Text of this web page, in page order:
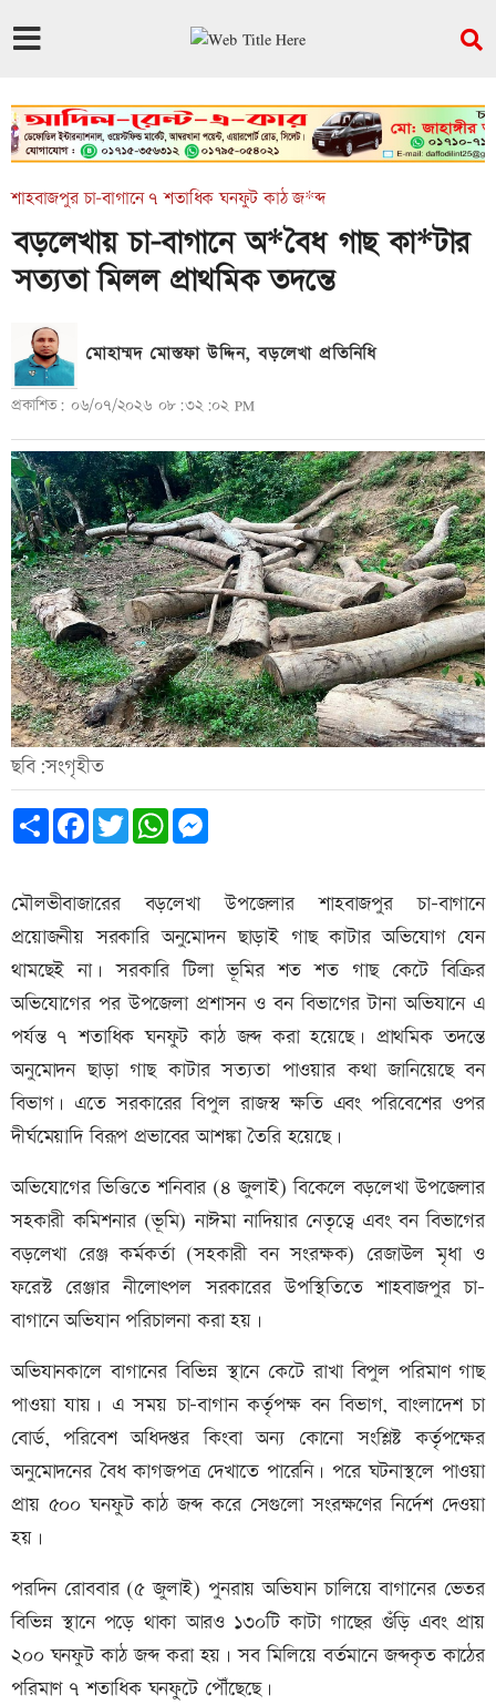
শাহবাজপুর চা-বাগানে ৭ শতাধিক ঘনফুট কাঠ জ*ব্দ
বড়লেখায় চা-বাগানে অ*বৈধ গাছ কা*টার
সত্যতা মিলল প্রাথমিক তদন্তে
মোহাম্মদ মোস্তফা উদ্দিন, বড়লেখা প্রতিনিধি
প্রকাশিত: ০৬/০৭/২০২৬ ০৮:৩২:০২ PM
ছবি:সংগৃহীত
Share FacebookTwitterWhatsApp
মৌলভীবাজারের বড়লেখা উপজেলার শাহবাজপুর চা-বাগানে
প্রয়োজনীয় সরকারি অনুমোদন ছাড়াই গাছ কাটার অভিযোগ যেন
থামছেই না। সরকারি টিলা ভূমির শত শত গাছ কেটে বিক্রির
অভিযোগের পর উপজেলা প্রশাসন ও বন বিভাগের টানা অভিযানে এ
পর্যন্ত ৭ শতাধিক ঘনফুট কাঠ জব্দ করা হয়েছে। প্রাথমিক তদন্তে
অনুমোদন ছাড়া গাছ কাটার সত্যতা পাওয়ার কথা জানিয়েছে বন
বিভাগ। এতে সরকারের বিপুল রাজস্ব ক্ষতি এবং পরিবেশের ওপর
দীর্ঘমেয়াদি বিরূপ প্রভাবের আশঙ্কা তৈরি হয়েছে।
অভিযোগের ভিত্তিতে শনিবার (৪ জুলাই) বিকেলে বড়লেখা উপজেলার
সহকারী কমিশনার (ভূমি) নাঈমা নাদিয়ার নেতৃত্বে এবং বন বিভাগের
বড়লেখা রেঞ্জ কর্মকর্তা (সহকারী বন সংরক্ষক) রেজাউল মৃধা ও
ফরেস্ট রেঞ্জার নীলোৎপল সরকারের উপস্থিতিতে শাহবাজপুর চা-
বাগানে অভিযান পরিচালনা করা হয়।
অভিযানকালে বাগানের বিভিন্ন স্থানে কেটে রাখা বিপুল পরিমাণ গাছ
পাওয়া যায়। এ সময় চা-বাগান কর্তৃপক্ষ বন বিভাগ, বাংলাদেশ চা
বোর্ড, পরিবেশ অধিদপ্তর কিংবা অন্য কোনো সংশ্লিষ্ট কর্তৃপক্ষের
অনুমোদনের বৈধ কাগজপত্র দেখাতে পারেনি। পরে ঘটনাস্থলে পাওয়া
প্রায় ৫০০ ঘনফুট কাঠ জব্দ করে সেগুলো সংরক্ষণের নির্দেশ দেওয়া
হয়।
পরদিন রোববার (৫ জুলাই) পুনরায় অভিযান চালিয়ে বাগানের ভেতর
বিভিন্ন স্থানে পড়ে থাকা আরও ১৩০টি কাটা গাছের গুঁড়ি এবং প্রায়
২০০ ঘনফুট কাঠ জব্দ করা হয়। সব মিলিয়ে বর্তমানে জব্দকৃত কাঠের
পরিমাণ ৭ শতাধিক ঘনফুটে পৌঁছেছে।